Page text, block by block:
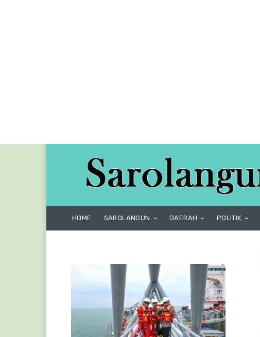
HOME SAROLANGUN DAERAH POLITIK